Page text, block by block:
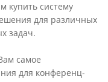
купить систему
для различных
задач.
самое
для конференц-